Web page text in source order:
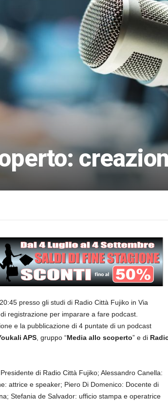
presso gli studi di Radio Città Fujiko in Via
registrazione per imparare a fare podcast.
e la pubblicazione di 4 puntate di un podcast
APS, gruppo “Media allo scoperto” e di
di Radio Città Fujiko; Alessandro Canella:
attrice e speaker; Piero Di Domenico: Docente di
Stefania de Salvador: ufficio stampa e operatrice